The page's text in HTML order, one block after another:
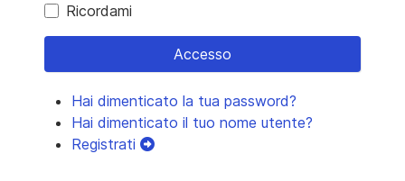
Ricordami
Accesso
Hai dimenticato la tua password?
Hai dimenticato il tuo nome utente?
Registrati